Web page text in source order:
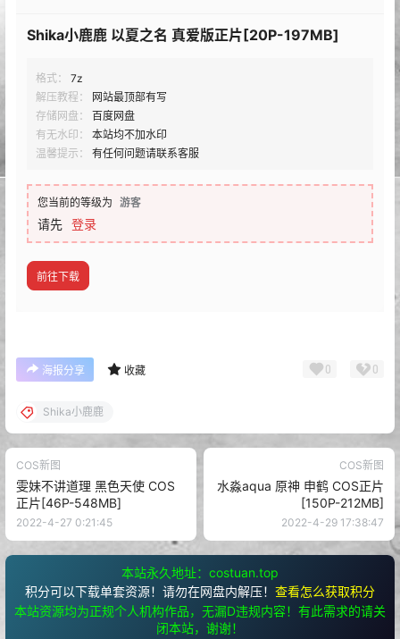
Shika小鹿鹿 以夏之名 真爱版正片[20P-197MB]
格式：
7z
解压教程：
网站最顶部有写
存储网盘：
百度网盘
有无水印：
本站均不加水印
温馨提示：
有任何问题请联系客服
您当前的等级为 游客
请先 登录
前往下载
海报分享 收藏 0 0
Shika小鹿鹿
COS新图
雯妹不讲道理 黑色天使 COS
正片[46P-548MB]
2022-4-27 0:21:45
COS新图
水淼aqua 原神 申鹤 COS正片
[150P-212MB]
2022-4-29 17:38:47
本站永久地址：costuan.top
积分可以下载单套资源！请勿在网盘内解压！ 查看怎么获取积分
本站资源均为正规个人机构作品，无漏D违规内容！有此需求的请关
闭本站，谢谢！